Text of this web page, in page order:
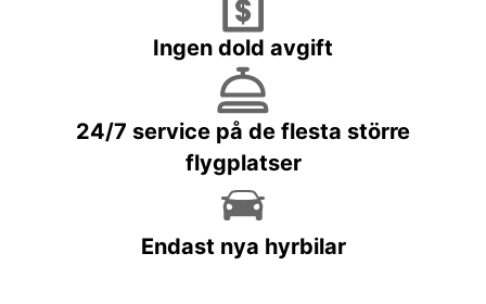
Ingen dold avgift
24/7 service på de flesta större
flygplatser
Endast nya hyrbilar